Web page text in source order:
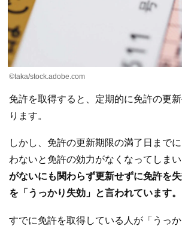
©taka/stock.adobe.com
免許を取得すると、定期的に免許の更
ります。
しかし、免許の更新期限の満了日まで
わないと免許の効力がなくなってしまい
がないにも関わらず更新せずに免許を
を「うっかり失効」と言われています。
すでに免許を取得している人が「うっ